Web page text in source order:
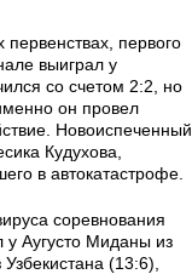
первого
выиграл у
со счетом 2:2, но
он провел
Новоиспеченный
Кудухова,
в автокатастрофе.
соревнования
у Аугусто Миданы из
(13:6),